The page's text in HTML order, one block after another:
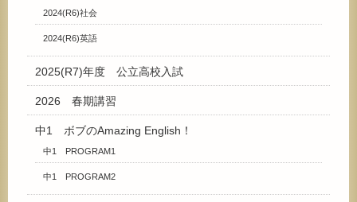
2024(R6)社会
2024(R6)英語
2025(R7)年度 公立高校入試
2026 春期講習
中1 ボブのAmazing English！
中1 PROGRAM1
中1 PROGRAM2